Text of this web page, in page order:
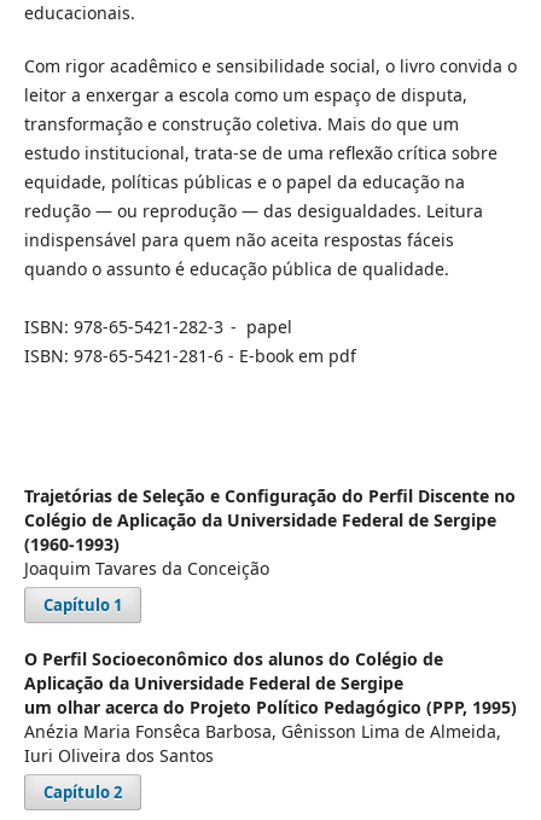
educacionais.
Com rigor acadêmico e sensibilidade social, o livro convida o
leitor a enxergar a escola como um espaço de disputa,
transformação e construção coletiva. Mais do que um
estudo institucional, trata-se de uma reflexão crítica sobre
equidade, políticas públicas e o papel da educação na
redução — ou reprodução — das desigualdades. Leitura
indispensável para quem não aceita respostas fáceis
quando o assunto é educação pública de qualidade.
ISBN: 978-65-5421-282-3 - papel
ISBN: 978-65-5421-281-6 - E-book em pdf
Trajetórias de Seleção e Configuração do Perfil Discente no
Colégio de Aplicação da Universidade Federal de Sergipe
(1960-1993)
Joaquim Tavares da Conceição
Capítulo 1
O Perfil Socioeconômico dos alunos do Colégio de
Aplicação da Universidade Federal de Sergipe
um olhar acerca do Projeto Político Pedagógico (PPP, 1995)
Anézia Maria Fonsêca Barbosa, Gênisson Lima de Almeida,
Iuri Oliveira dos Santos
Capítulo 2